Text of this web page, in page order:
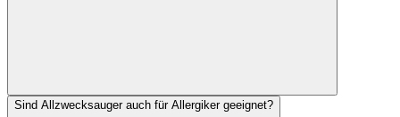
Sind Allzwecksauger auch für Allergiker geeignet?